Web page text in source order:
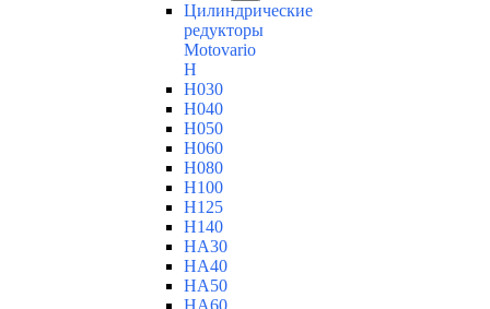
Цилиндрические
редукторы
Motovario
H
H030
H040
H050
H060
H080
H100
H125
H140
HA30
HA40
HA50